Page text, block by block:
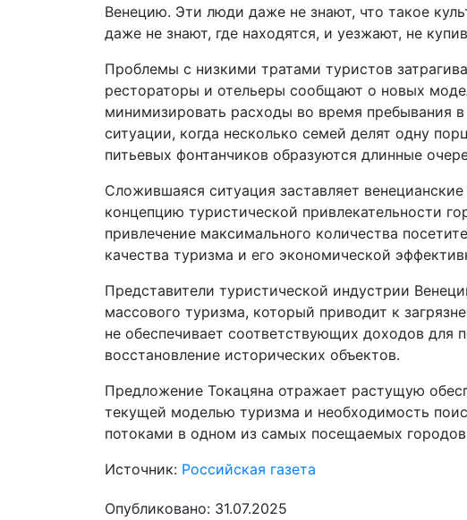
Венецию. Эти люди даже не знают, что такое
даже не знают, где находятся, и уезжают, не
Проблемы с низкими тратами туристов
рестораторы и отельеры сообщают о новых
минимизировать расходы во время пребывания
ситуации, когда несколько семей делят одну
питьевых фонтанчиков образуются длинные
Сложившаяся ситуация заставляет
концепцию туристической привлекательности
привлечение максимального количества
качества туризма и его экономической
Представители туристической индустрии
массового туризма, который приводит к
не обеспечивает соответствующих доходов для
восстановление исторических объектов.
Предложение Токацяна отражает растущую
текущей моделью туризма и необходимость
потоками в одном из самых посещаемых
Источник: Российская газета
Опубликовано: 31.07.2025